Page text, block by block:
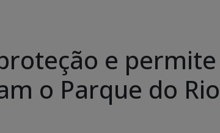
e
o Parque do